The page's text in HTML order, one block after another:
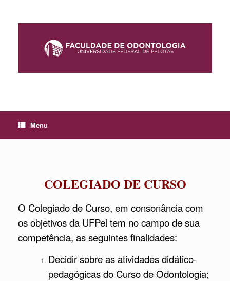
content
Menu
COLEGIADO DE CURSO
O Colegiado de Curso, em consonância com
os objetivos da UFPel tem no campo de sua
competência, as seguintes finalidades:
Decidir sobre as atividades didático-
pedagógicas do Curso de Odontologia;